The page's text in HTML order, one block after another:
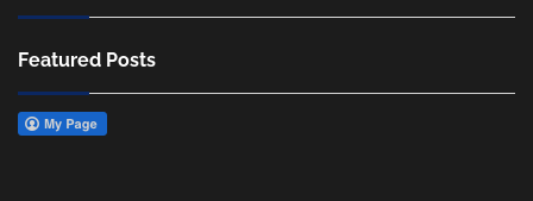
Featured Posts